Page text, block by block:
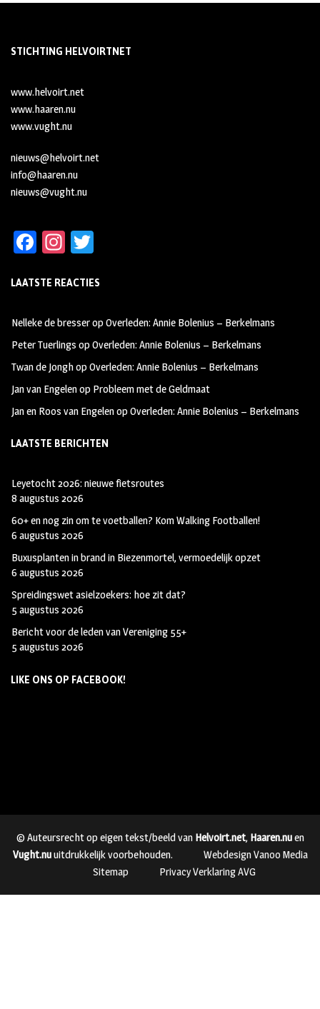
STICHTING HELVOIRTNET
www.helvoirt.net
www.haaren.nu
www.vught.nu
nieuws@helvoirt.net
info@haaren.nu
nieuws@vught.nu
Fa
b
oo
k
In
ag
m
tt
LAATSTE REACTIES
Nelleke de bresseropOverleden: Annie Bolenius – Berkelmans
Peter Tuerlings opOverleden: Annie Bolenius – Berkelmans
Twan de JonghopOverleden: Annie Bolenius – Berkelmans
Jan van Engelenop Probleem met de Geldmaat
Jan en Roos van EngelenopOverleden: Annie Bolenius – Berkelmans
LAATSTE BERICHTEN
Leyetocht 2026: nieuwe fietsroutes
8 augustus 2026
60+ en nog zin om te voetballen? Kom Walking Footballen!
6 augustus 2026
Buxusplanten in brand in Biezenmortel, vermoedelijk opzet
6 augustus 2026
Spreidingswet asielzoekers: hoe zit dat?
5 augustus 2026
Bericht voor de leden van Vereniging 55+
5 augustus 2026
LIKE ONS OP FACEBOOK!
© Auteursrecht op eigen tekst/beeld van Helvoirt.net, Haaren.nuen
Vught.nuuitdrukkelijk voorbehouden.
Webdesign Vanoo Media
Sitemap
Privacy Verklaring AVG